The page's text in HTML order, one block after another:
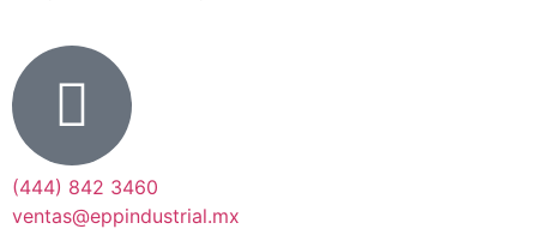
(444) 842 3460
ventas@eppindustrial.mx